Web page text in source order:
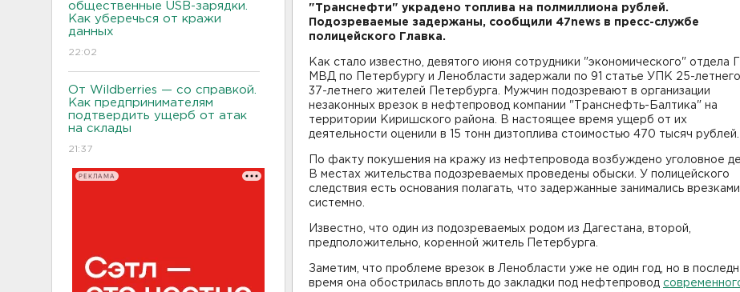
общественные USB-зарядки.
Как уберечься от кражи
данных
22:02
От Wildberries — со справкой.
Как предпринимателям
подтвердить ущерб от атак
на склады
21:37
РЕКЛАМА
"Транснефти" украдено топлива на полмиллиона рублей.
Подозреваемые задержаны, сообщили 47news в пресс-службе
полицейского Главка.
Как стало известно, девятого июня сотрудники "экономического" отдела
МВД по Петербургу и Ленобласти задержали по 91 статье УПК 25-
37-летнего жителей Петербурга. Мужчин подозревают в организации
незаконных врезок в нефтепровод компании "Транснефть-Балтика" на
территории Киришского района. В настоящее время ущерб от их
деятельности оценили в 15 тонн дизтоплива стоимостью 470 тысяч рублей.
По факту покушения на кражу из нефтепровода возбуждено уголовное
В местах жительства подозреваемых проведены обыски. У полицейского
следствия есть основания полагать, что задержанные занимались врезками
системно.
Известно, что один из подозреваемых родом из Дагестана, второй,
предположительно, коренной житель Петербурга.
Заметим, что проблеме врезок в Ленобласти уже не один год, но в
время она обострилась вплоть до закладки под нефтепровод